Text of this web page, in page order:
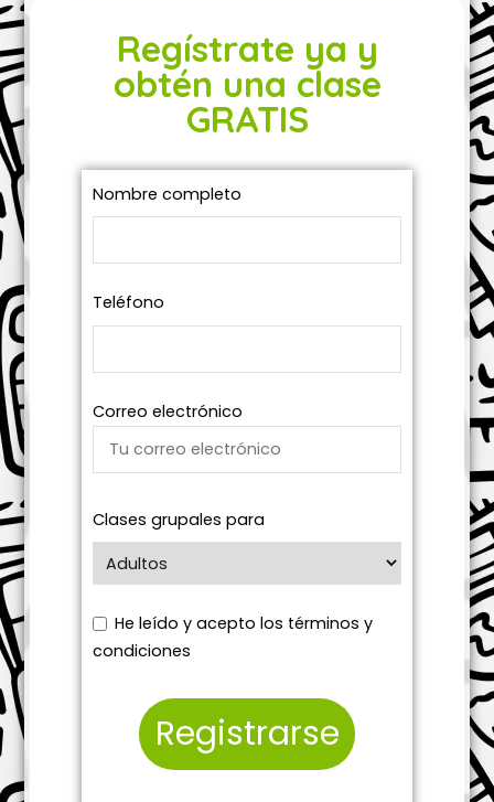
Regístrate ya y
obtén una clase
GRATIS
Nombre completo
Teléfono
Correo electrónico
Clases grupales para
He leído y acepto los términos y
condiciones